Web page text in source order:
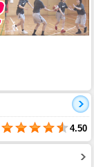
4.50